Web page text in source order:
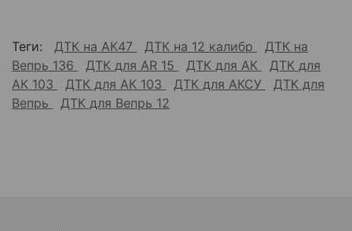
Теги: ДТК на АК47 ДТК на 12 калибр
ДТК на
Вепрь 136
ДТК для AR 15 ДТК для АК
ДТК для
АК 103
ДТК для АК 103 ДТК для АКСУ
ДТК для
Вепрь
ДТК для Вепрь 12